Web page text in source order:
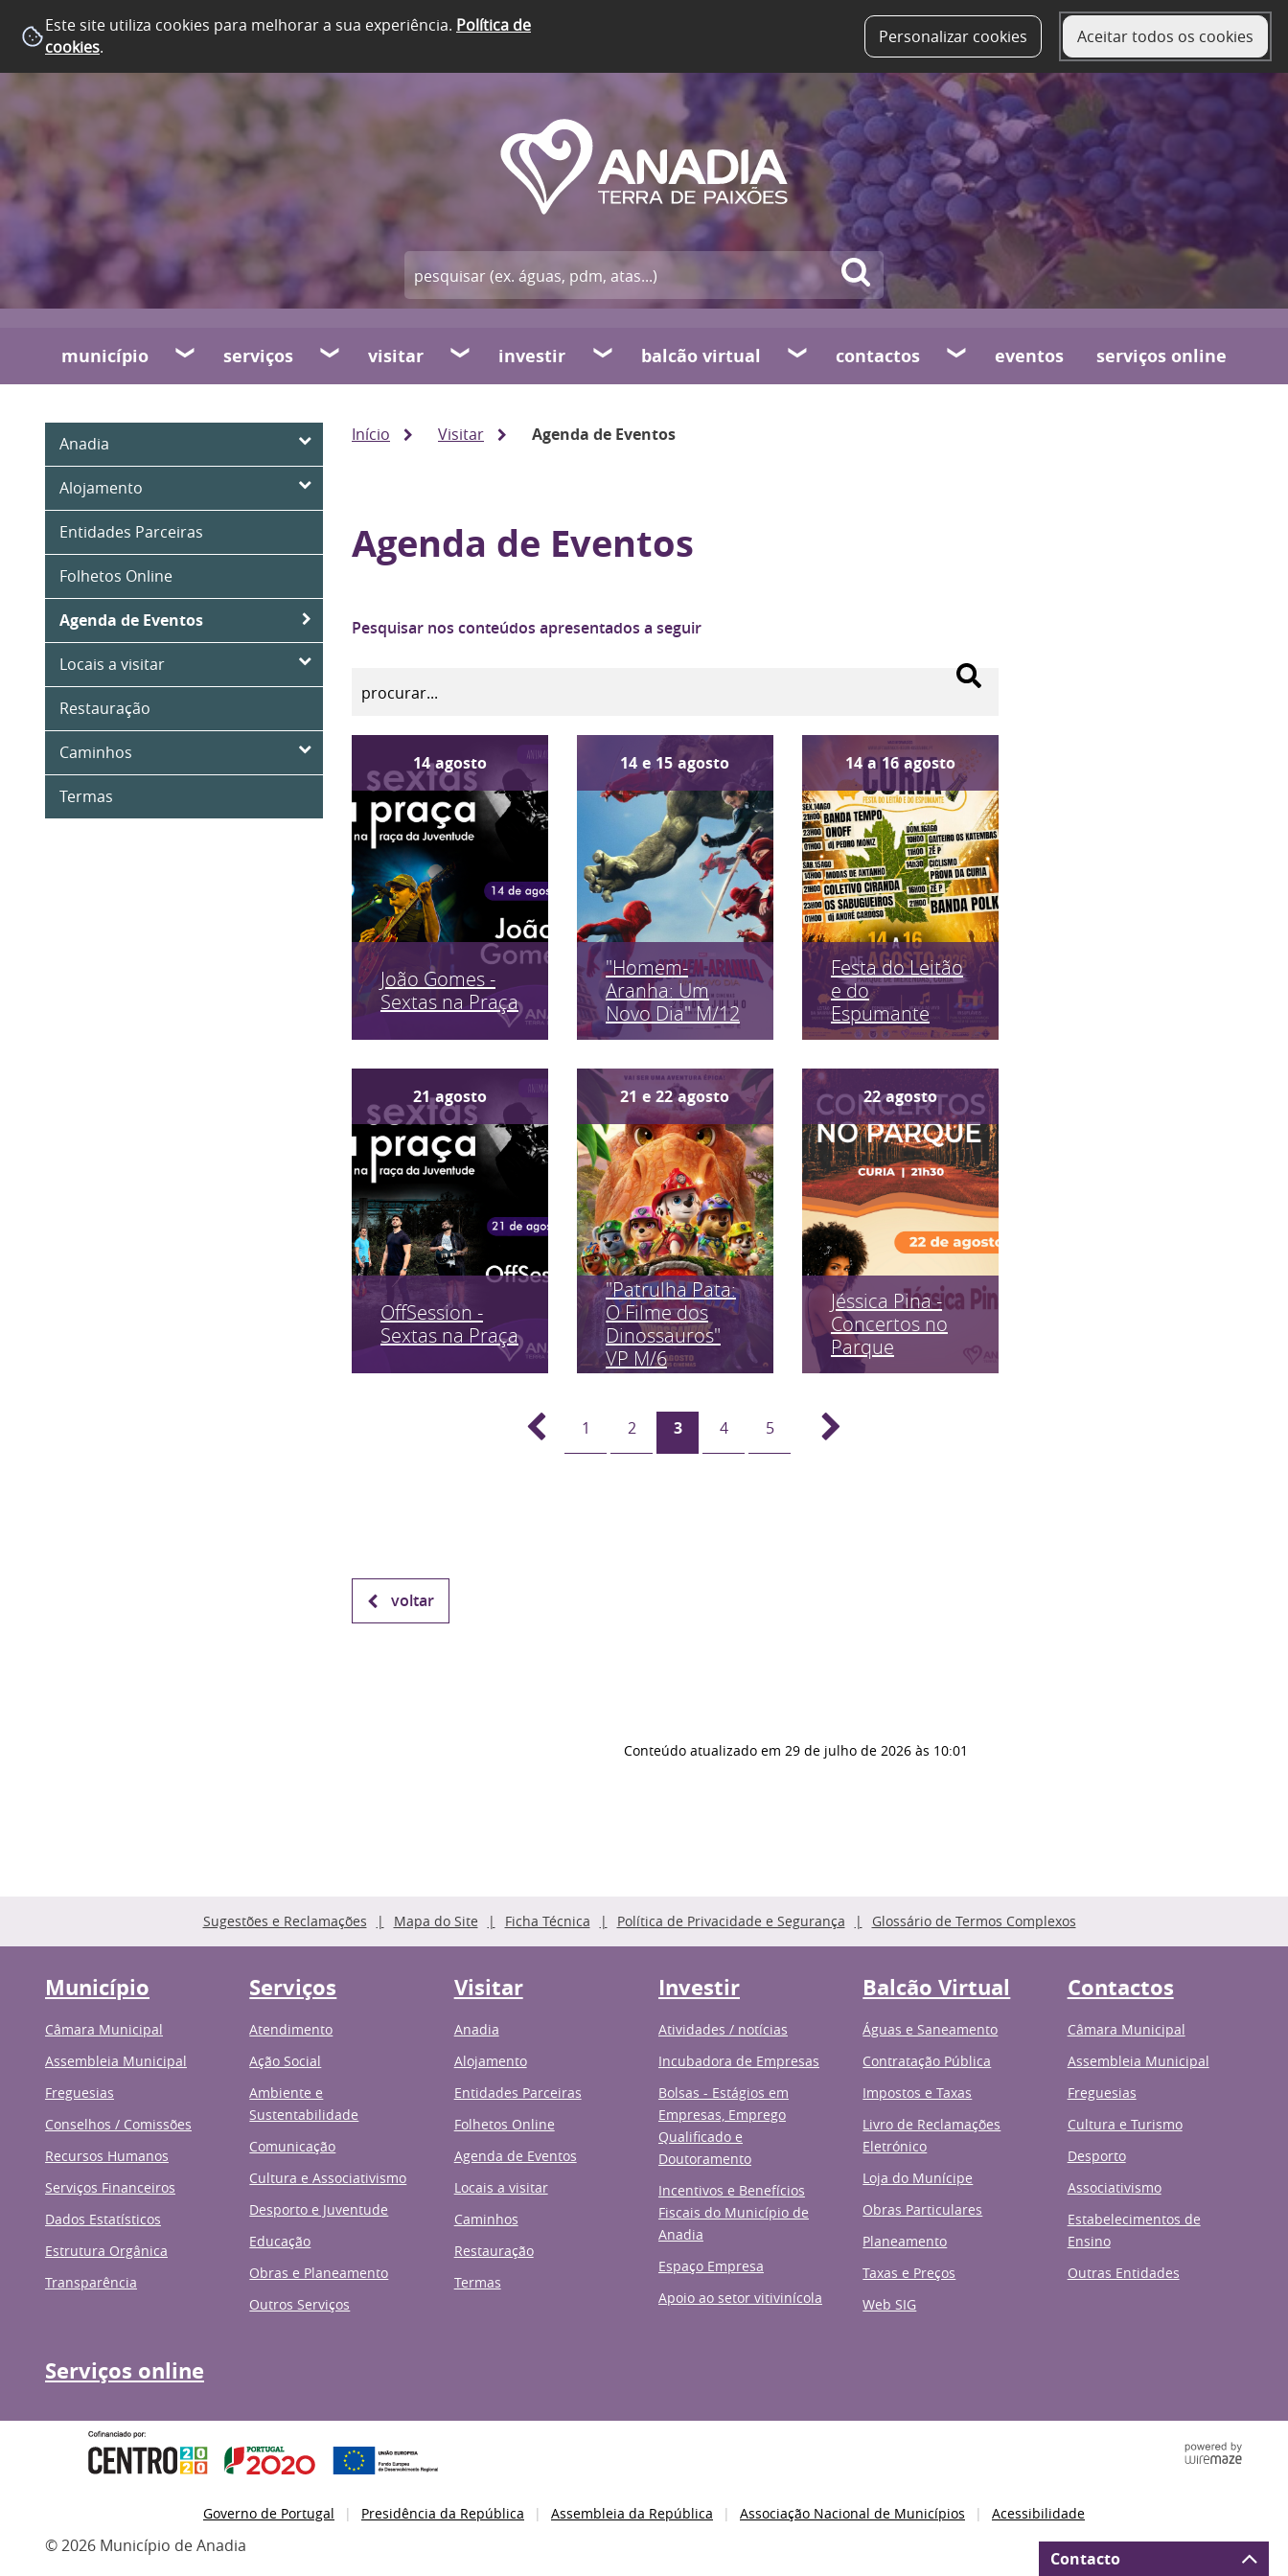
Este site utiliza cookies para melhorar a sua experiência. Política de
cookies. Personalizar cookies Aceitar todos os cookies
município serviços visitar investir balcão virtual contactos eventos serviços online
Anadia
Alojamento
Entidades Parceiras
Folhetos Online
Agenda de Eventos
Locais a visitar
Restauração
Caminhos
Termas
Início Visitar Agenda de Eventos
Agenda de Eventos
Pesquisar nos conteúdos apresentados a seguir
14 agosto
João Gomes -
Sextas na Praça
14 e 15 agosto
"Homem-
Aranha: Um
Novo Dia" M/12
14 a 16 agosto
Festa do Leitão
e do
Espumante
21 agosto
OffSession -
Sextas na Praça
21 e 22 agosto
"Patrulha Pata:
O Filme dos
Dinossauros"
VP M/6
22 agosto
Jéssica Pina -
Concertos no
Parque
1 2 3 4 5
voltar
Conteúdo atualizado em 29 de julho de 2026 às 10:01
Sugestões e Reclamações Mapa do Site Ficha Técnica Política de Privacidade e Segurança Glossário de Termos Complexos
Município
Câmara Municipal
Assembleia Municipal
Freguesias
Conselhos / Comissões
Recursos Humanos
Serviços Financeiros
Dados Estatísticos
Estrutura Orgânica
Transparência
Serviços
Atendimento
Ação Social
Ambiente e
Sustentabilidade
Comunicação
Cultura e Associativismo
Desporto e Juventude
Educação
Obras e Planeamento
Outros Serviços
Visitar
Anadia
Alojamento
Entidades Parceiras
Folhetos Online
Agenda de Eventos
Locais a visitar
Caminhos
Restauração
Termas
Investir
Atividades / notícias
Incubadora de Empresas
Bolsas - Estágios em
Empresas, Emprego
Qualificado e
Doutoramento
Incentivos e Benefícios
Fiscais do Município de
Anadia
Espaço Empresa
Apoio ao setor vitivinícola
Balcão Virtual
Águas e Saneamento
Contratação Pública
Impostos e Taxas
Livro de Reclamações
Eletrónico
Loja do Munícipe
Obras Particulares
Planeamento
Taxas e Preços
Web SIG
Contactos
Câmara Municipal
Assembleia Municipal
Freguesias
Cultura e Turismo
Desporto
Associativismo
Estabelecimentos de
Ensino
Outras Entidades
Serviços online
Governo de Portugal Presidência da República Assembleia da República Associação Nacional de Municípios Acessibilidade
© 2026 Município de Anadia
Contacto